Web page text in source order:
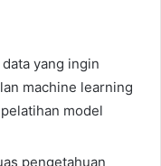
yang ingin
machine learning
model
pengetahuan